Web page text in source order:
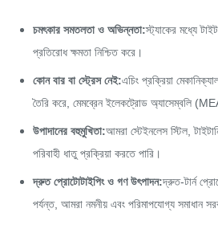
চমৎকার সমতলতা ও অভিন্নতা:স্ট্যাকের মধ্যে
প্রতিরোধ ক্ষমতা নিশ্চিত করে।
কোন বার বা স্ট্রেস নেই:এচিং প্রক্রিয়া
তৈরি করে, মেমব্রেন ইলেকট্রোড অ্যাসেম্বলি
উপাদানের বহুমুখিতা:আমরা স্টেইনলেস স্টিল,
পরিবাহী ধাতু প্রক্রিয়া করতে পারি।
দ্রুত প্রোটোটাইপিং ও গণ উৎপাদন:দ্রুত-টার্ন
পর্যন্ত, আমরা নমনীয় এবং পরিমাপযোগ্য সমাধান